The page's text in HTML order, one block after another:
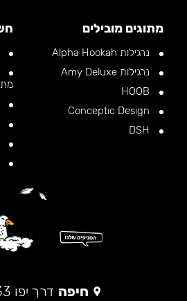
מתוגים מובילים
נרגילות Alpha Hookah
נרגילות Amy Deluxe
חיפה דרך יפו 33